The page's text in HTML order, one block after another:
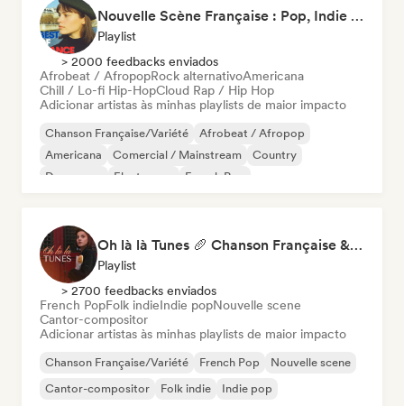
Nouvelle Scène Française : Pop, Indie & Chanson Émergente
Playlist
> 2000 feedbacks enviados
Afrobeat / AfropopRock alternativoAmericana
Chill / Lo-fi Hip-HopCloud Rap / Hip Hop
Adicionar artistas às minhas playlists de maior impacto
Chanson Française/Variété
Afrobeat / Afropop
Americana
Comercial / Mainstream
Country
Dance pop
Electropop French Pop
Oh là là Tunes 🥖 Chanson Française & Nouvelle Scène Française
Playlist
> 2700 feedbacks enviados
French PopFolk indieIndie popNouvelle scene
Cantor-compositor
Adicionar artistas às minhas playlists de maior impacto
Chanson Française/Variété French Pop
Nouvelle scene
Cantor-compositor
Folk indie Indie pop